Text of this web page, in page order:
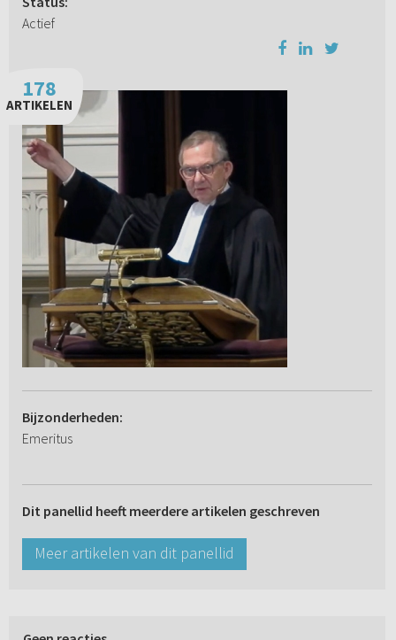
Actief
178
ARTIKELEN
Bijzonderheden:
Emeritus
Dit panellid heeft meerdere artikelen geschreven
Meer artikelen van dit panellid